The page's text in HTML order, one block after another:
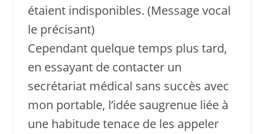
étaient indisponibles. (Message vocal
le précisant)
Cependant quelque temps plus tard,
en essayant de contacter un
secrétariat médical sans succès avec
mon portable, l’idée saugrenue liée à
une habitude tenace de les appeler